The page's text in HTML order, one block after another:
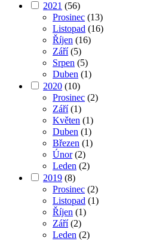
2021 (56)
Prosinec (13)
Listopad (16)
Říjen (16)
Září(5)
Srpen (5)
Duben (1)
2020 (10)
Prosinec (2)
Září(1)
Květen (1)
Duben (1)
Březen (1)
Únor(2)
Leden (2)
2019 (8)
Prosinec (2)
Listopad (1)
Říjen (1)
Září(2)
Leden (2)